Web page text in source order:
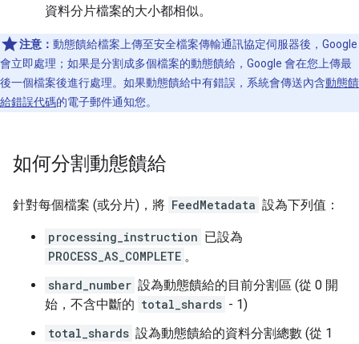
資料分片檔案的大小都相似。
注意： 動態饋給檔案上傳至安全檔案傳輸通訊協定伺服器後，Google
會立即處理；如果是分割成多個檔案的動態饋給，Google 會在您上傳最
後一個檔案後進行處理。如果動態饋給中有錯誤，系統會傳送內含動態饋
給錯誤代碼的電子郵件通知您。
如何分割動態饋給
針對每個檔案 (或分片)，將 FeedMetadata 設為下列值：
processing_instruction 已設為
PROCESS_AS_COMPLETE 。
shard_number 設為動態饋給的目前分割區 (從 0 開
始，不含中斷的 total_shards - 1)
total_shards 設為動態饋給的資料分割總數 (從 1